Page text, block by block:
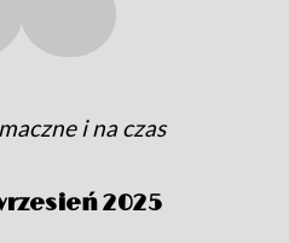
i na czas
2025